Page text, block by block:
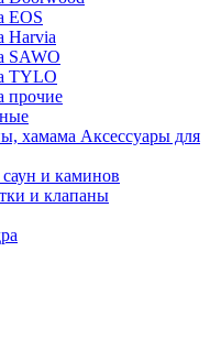
EOS
Harvia
SAWO
TYLO
прочие
Аксессуары для
и каминов
и клапаны